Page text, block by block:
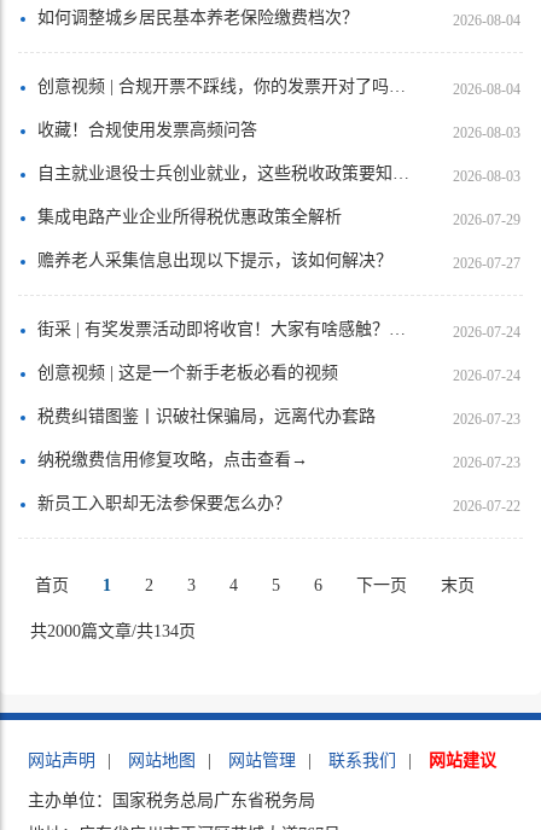
如何调整城乡居民基本养老保险缴费档次？ 2026-08-04
创意视频 | 合规开票不踩线，你的发票开对了吗？一起拆盲盒！ 2026-08-04
收藏！合规使用发票高频问答 2026-08-03
自主就业退役士兵创业就业，这些税收政策要知道 | 热点速递（六十五） 2026-08-03
集成电路产业企业所得税优惠政策全解析 2026-07-29
赡养老人采集信息出现以下提示，该如何解决？ 2026-07-27
街采 | 有奖发票活动即将收官！大家有啥感触？来看看吧！ 2026-07-24
创意视频 | 这是一个新手老板必看的视频 2026-07-24
税费纠错图鉴丨识破社保骗局，远离代办套路 2026-07-23
纳税缴费信用修复攻略，点击查看→ 2026-07-23
新员工入职却无法参保要怎么办？ 2026-07-22
首页 1 2 3 4 5 6 下一页 末页
共2000篇文章/共134页
网站声明 网站地图 网站管理 联系我们 网站建议
主办单位：国家税务总局广东省税务局